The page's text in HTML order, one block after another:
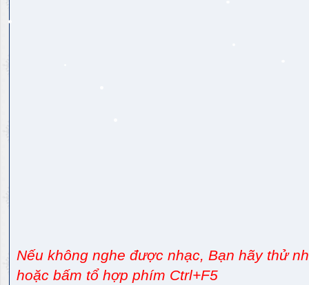
Nếu không nghe được nhạc, Bạn hãy thử
hoặc bấm tổ hợp phím Ctrl+F5